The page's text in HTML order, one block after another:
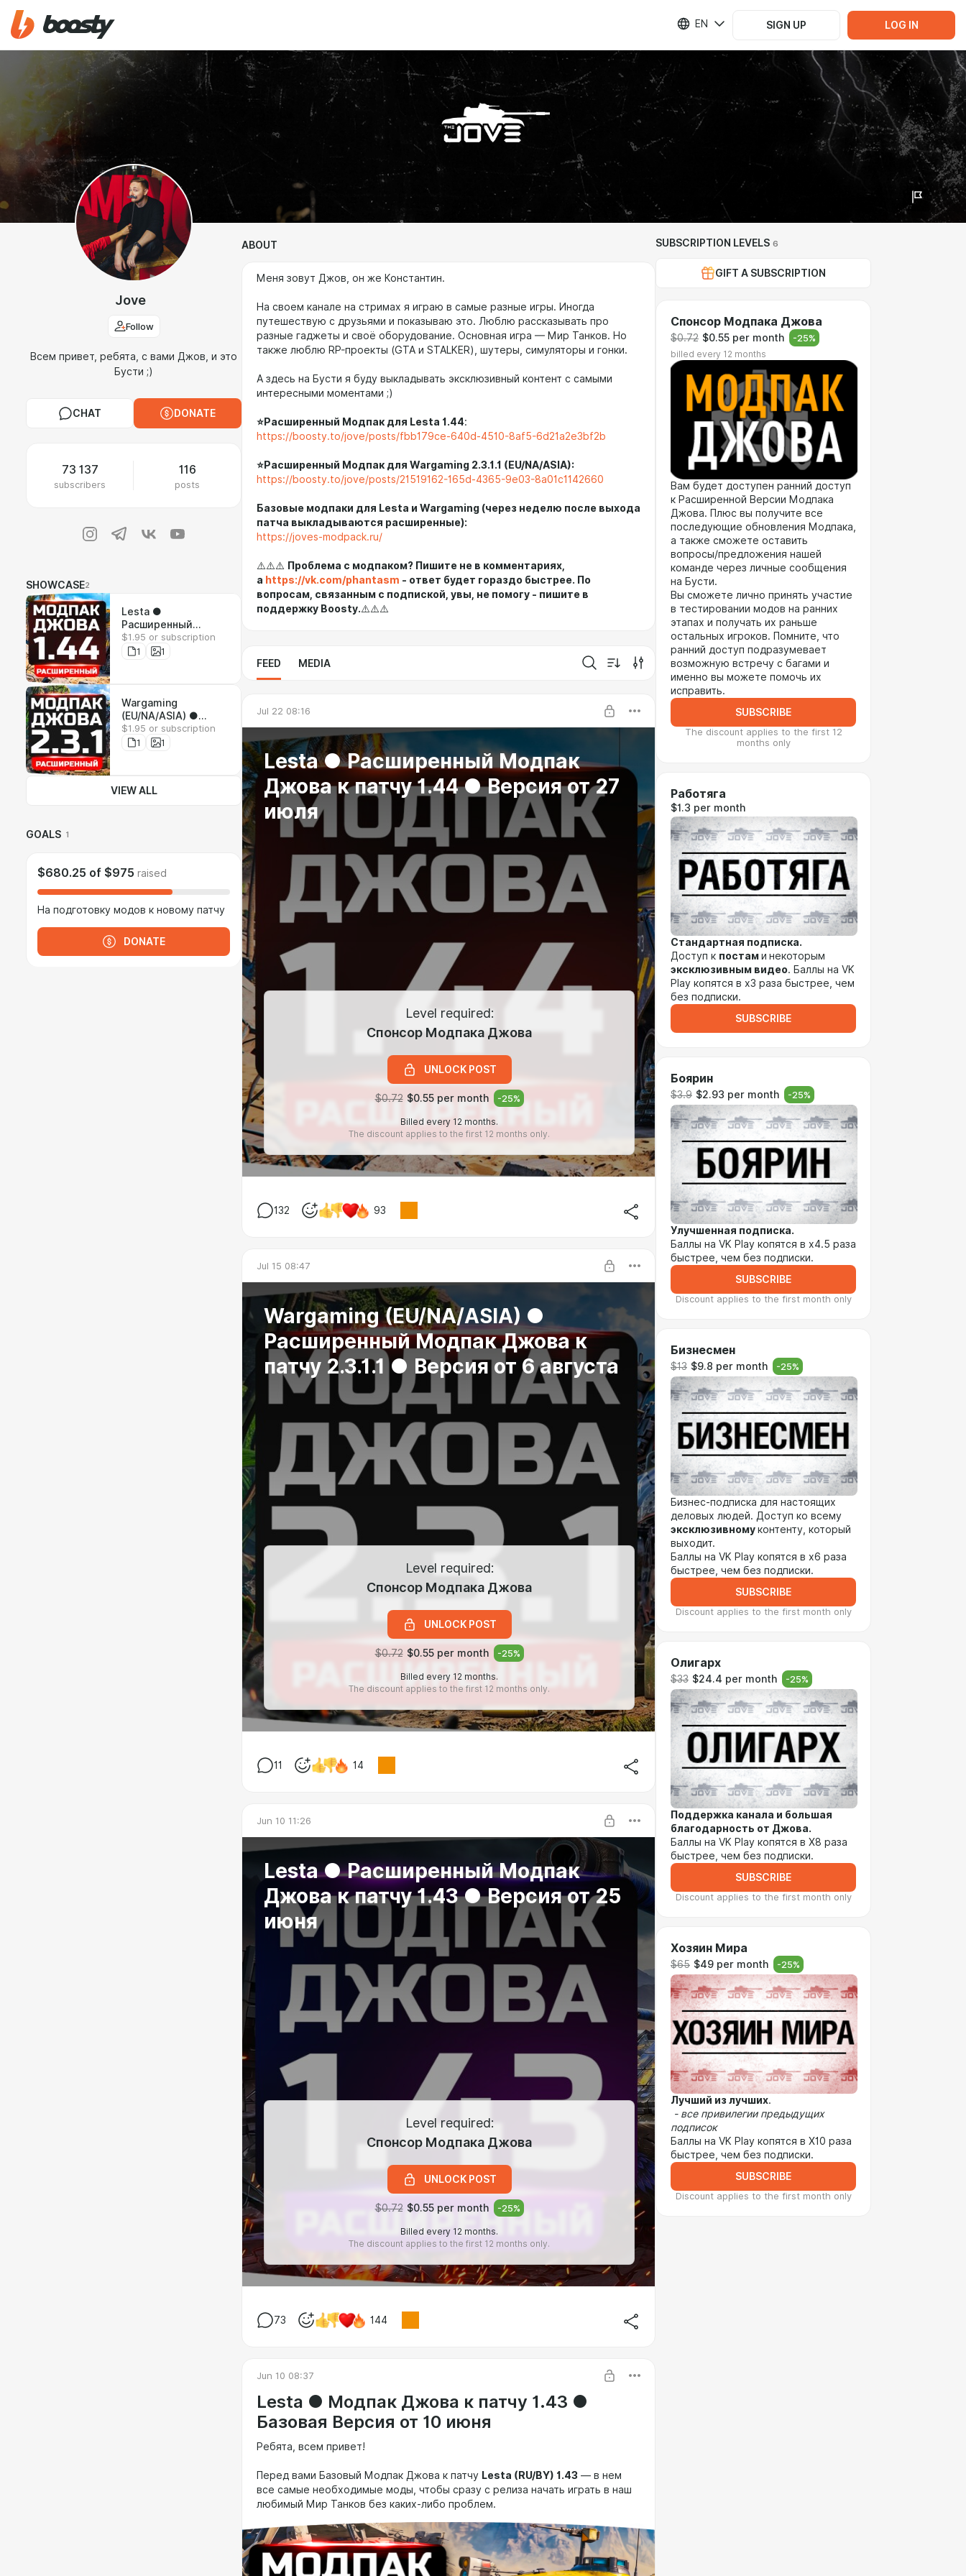
EN SIGN UP LOG IN
Jove
Follow
Всем привет, ребята, с вами Джов, и это
Бусти ;)
CHAT DONATE
73 137
subscribers
116
posts
SHOWCASE2
Lesta ●
Расширенный
Модпак Джова к
патчу 1.44 ● Версия
$1.95 or subscription
1
1
Wargaming
(EU/NA/ASIA) ●
Расширенный
Модпак Джова к
$1.95 or subscription
1
1
VIEW ALL
GOALS 1
$680.25 of $975 raised
На подготовку модов к новому патчу
DONATE
ABOUT
Меня зовут Джов, он же Константин.
На своем канале на стримах я играю в самые разные игры. Иногда
путешествую с друзьями и показываю это. Люблю рассказывать про
разные гаджеты и своё оборудование. Основная игра — Мир Танков. Но
также люблю RP-проекты (GTA и STALKER), шутеры, симуляторы и гонки.
А здесь на Бусти я буду выкладывать эксклюзивный контент с самыми
интересными моментами ;)
⭐Расширенный Модпак для Lesta 1.44:
https://boosty.to/jove/posts/fbb179ce-640d-4510-8af5-6d21a2e3bf2b
⭐Расширенный Модпак для Wargaming 2.3.1.1 (EU/NA/ASIA):
https://boosty.to/jove/posts/21519162-165d-4365-9e03-8a01c1142660
Базовые модпаки для Lesta и Wargaming (через неделю после выхода
патча выкладываются расширенные):
https://joves-modpack.ru/
⚠️⚠️⚠️ Проблема с модпаком? Пишите не в комментариях,
а https://vk.com/phantasm - ответ будет гораздо быстрее. По
вопросам, связанным с подпиской, увы, не помогу - пишите в
поддержку Boosty.⚠️⚠️⚠️
FEED MEDIA
Jul 22 08:16
Lesta ● Расширенный Модпак
Джова к патчу 1.44 ● Версия от 27
июля
Level required:
Спонсор Модпака Джова
UNLOCK POST
$0.72 $0.55 per month -25%
Billed every 12 months.
The discount applies to the first 12 months only.
132 93
Jul 15 08:47
Wargaming (EU/NA/ASIA) ●
Расширенный Модпак Джова к
патчу 2.3.1.1 ● Версия от 6 августа
Level required:
Спонсор Модпака Джова
UNLOCK POST
$0.72 $0.55 per month -25%
Billed every 12 months.
The discount applies to the first 12 months only.
11 14
Jun 10 11:26
Lesta ● Расширенный Модпак
Джова к патчу 1.43 ● Версия от 25
июня
Level required:
Спонсор Модпака Джова
UNLOCK POST
$0.72 $0.55 per month -25%
Billed every 12 months.
The discount applies to the first 12 months only.
73 144
Jun 10 08:37
Lesta ● Модпак Джова к патчу 1.43 ●
Базовая Версия от 10 июня
Ребята, всем привет!
Перед вами Базовый Модпак Джова к патчу Lesta (RU/BY) 1.43 — в нем
все самые необходимые моды, чтобы сразу с релиза начать играть в наш
любимый Мир Танков без каких-либо проблем.
SUBSCRIPTION LEVELS 6
GIFT A SUBSCRIPTION
Спонсор Модпака Джова
$0.72 $0.55 per month -25%
billed every 12 months
Вам будет доступен ранний доступ
к Расширенной Версии Модпака
Джова. Плюс вы получите все
последующие обновления Модпака,
а также сможете оставить
вопросы/предложения нашей
команде через личные сообщения
на Бусти.
Вы сможете лично принять участие
в тестировании модов на ранних
этапах и получать их раньше
остальных игроков. Помните, что
ранний доступ подразумевает
возможную встречу с багами и
именно вы можете помочь их
исправить.
SUBSCRIBE
The discount applies to the first 12
months only
Работяга
$1.3 per month
Стандартная подписка.
Доступ к постами некоторым
эксклюзивным видео. Баллы на VK
Play копятся в х3 раза быстрее, чем
без подписки.
SUBSCRIBE
Боярин
$3.9 $2.93 per month -25%
Улучшенная подписка.
Баллы на VK Play копятся в х4.5 раза
быстрее, чем без подписки.
SUBSCRIBE
Discount applies to the first month only
Бизнесмен
$13 $9.8 per month -25%
Бизнес-подписка для настоящих
деловых людей. Доступ ко всему
эксклюзивномуконтенту, который
выходит.
Баллы на VK Play копятся в х6 раза
быстрее, чем без подписки.
SUBSCRIBE
Discount applies to the first month only
Олигарх
$33 $24.4 per month -25%
Поддержка канала и большая
благодарность от Джова.
Баллы на VK Play копятся в Х8 раза
быстрее, чем без подписки.
SUBSCRIBE
Discount applies to the first month only
Хозяин Мира
$65 $49 per month -25%
Лучший из лучших.
- все привилегии предыдущих
подписок
Баллы на VK Play копятся в Х10 раза
быстрее, чем без подписки.
SUBSCRIBE
Discount applies to the first month only